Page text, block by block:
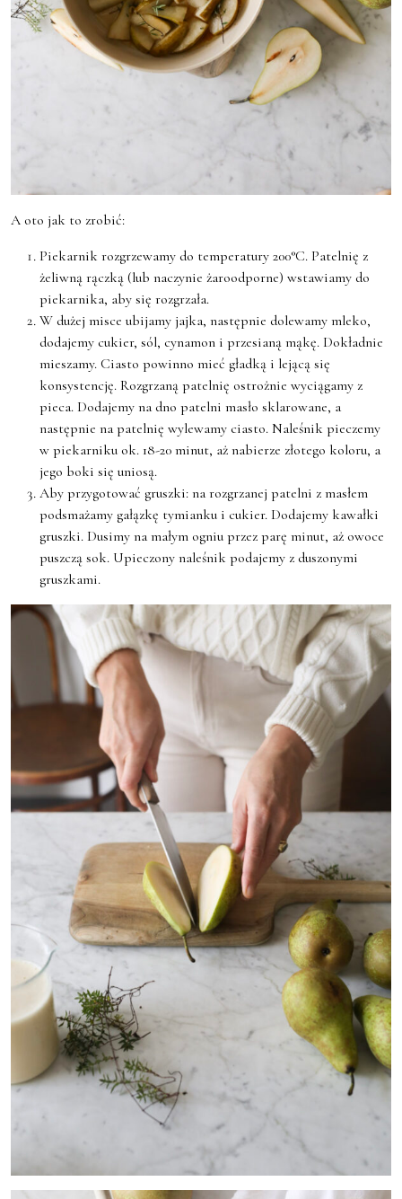
A oto jak to zrobić:
Piekarnik rozgrzewamy do temperatury 200°C. Patelnię z
żeliwną rączką (lub naczynie żaroodporne) wstawiamy do
piekarnika, aby się rozgrzała.
W dużej misce ubijamy jajka, następnie dolewamy mleko,
dodajemy cukier, sól, cynamon i przesianą mąkę. Dokładnie
mieszamy. Ciasto powinno mieć gładką i lejącą się
konsystencję. Rozgrzaną patelnię ostrożnie wyciągamy z
pieca. Dodajemy na dno patelni masło sklarowane, a
następnie na patelnię wylewamy ciasto. Naleśnik pieczemy
w piekarniku ok. 18-20 minut, aż nabierze złotego koloru, a
jego boki się uniosą.
Aby przygotować gruszki: na rozgrzanej patelni z masłem
podsmażamy gałązkę tymianku i cukier. Dodajemy kawałki
gruszki. Dusimy na małym ogniu przez parę minut, aż owoce
puszczą sok. Upieczony naleśnik podajemy z duszonymi
gruszkami.